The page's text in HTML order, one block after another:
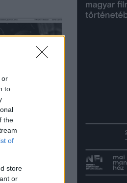
or
to
the
of
store
or